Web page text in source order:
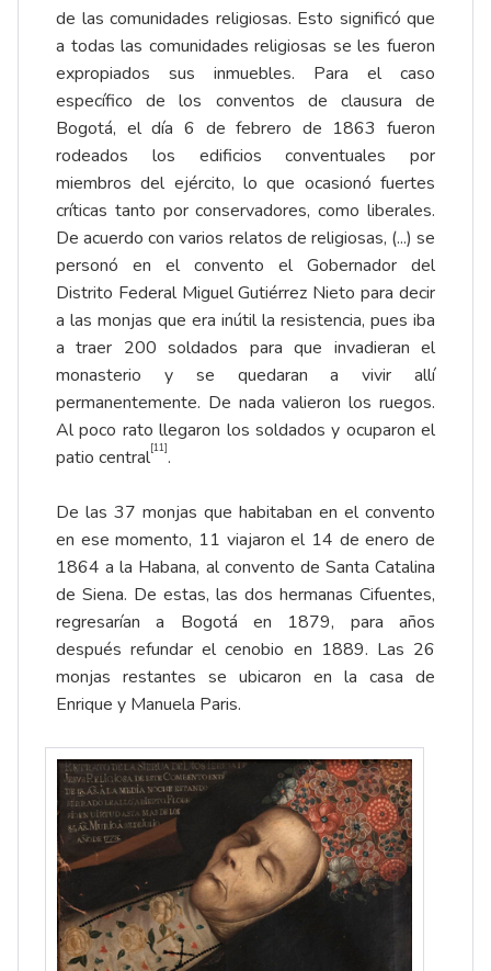
de las comunidades religiosas. Esto significó que
a todas las comunidades religiosas se les fueron
expropiados sus inmuebles. Para el caso
específico de los conventos de clausura de
Bogotá, el día 6 de febrero de 1863 fueron
rodeados los edificios conventuales por
miembros del ejército, lo que ocasionó fuertes
críticas tanto por conservadores, como liberales.
De acuerdo con varios relatos de religiosas, (...) se
personó en el convento el Gobernador del
Distrito Federal Miguel Gutiérrez Nieto para decir
a las monjas que era inútil la resistencia, pues iba
a traer 200 soldados para que invadieran el
monasterio y se quedaran a vivir allí
permanentemente. De nada valieron los ruegos.
Al poco rato llegaron los soldados y ocuparon el
patio central[11].
De las 37 monjas que habitaban en el convento
en ese momento, 11 viajaron el 14 de enero de
1864 a la Habana, al convento de Santa Catalina
de Siena. De estas, las dos hermanas Cifuentes,
regresarían a Bogotá en 1879, para años
después refundar el cenobio en 1889. Las 26
monjas restantes se ubicaron en la casa de
Enrique y Manuela Paris.